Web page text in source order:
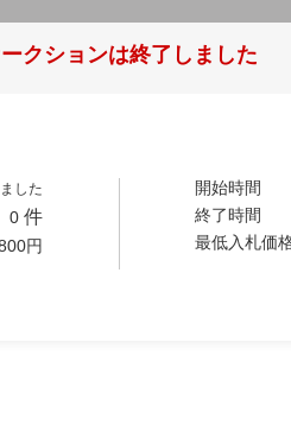
クションは終了しました
した
0 件
円
開始時間
終了時間
最低入札価